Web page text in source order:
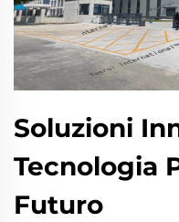
Soluzioni
Tecnologia
Futuro